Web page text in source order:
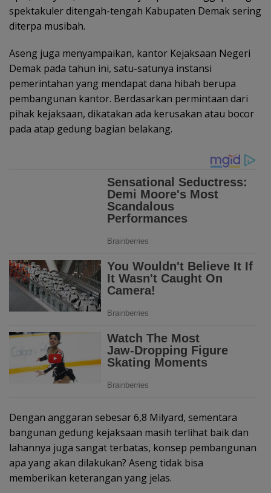
spektakuler ditengah-tengah Kabupaten Demak sering
diterpa musibah.
Aseng juga menyampaikan, kantor Kejaksaan Negeri
Demak pada tahun ini, satu-satunya instansi
pemerintahan yang mendapat dana hibah berupa
pembangunan kantor. Berdasarkan permintaan dari
pihak kejaksaan, dikatakan ada kerusakan atau bocor
pada atap gedung bagian belakang.
Dengan anggaran sebesar 6,8 Milyard, sementara
bangunan gedung kejaksaan masih terlihat baik dan
lahannya juga sangat terbatas, konsep pembangunan
apa yang akan dilakukan? Aseng tidak bisa
memberikan keterangan yang jelas.